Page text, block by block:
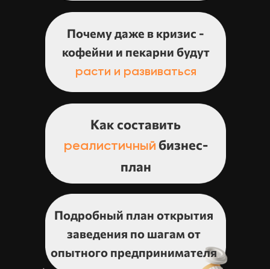
Как составить
реалистичный бизнес-
план
Почему даже в кризис -
кофейни и пекарни будут
расти и развиваться
Подробный план открытия
заведения по шагам от
опытного предпринимателя